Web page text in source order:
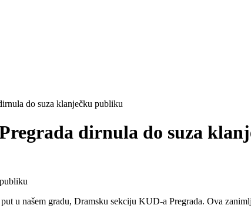
do suza klanječku publiku
dirnula do suza
u našem gradu, Dramsku sekciju KUD-a Pregrada. Ova